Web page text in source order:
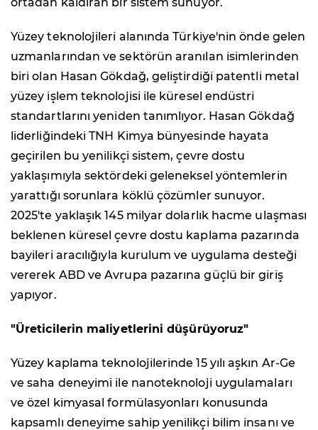
Yüzey teknolojileri alanında Türkiye'nin önde gelen
uzmanlarından ve sektörün aranılan isimlerinden
biri olan Hasan Gökdağ, geliştirdiği patentli metal
yüzey işlem teknolojisi ile küresel endüstri
standartlarını yeniden tanımlıyor. Hasan Gökdağ
liderliğindeki TNH Kimya bünyesinde hayata
geçirilen bu yenilikçi sistem, çevre dostu
yaklaşımıyla sektördeki geleneksel yöntemlerin
yarattığı sorunlara köklü çözümler sunuyor.
2025'te yaklaşık 145 milyar dolarlık hacme ulaşması
beklenen küresel çevre dostu kaplama pazarında
bayileri aracılığıyla kurulum ve uygulama desteği
vererek ABD ve Avrupa pazarına güçlü bir giriş
yapıyor.
"Üreticilerin maliyetlerini düşürüyoruz"
Yüzey kaplama teknolojilerinde 15 yılı aşkın Ar-Ge
ve saha deneyimi ile nanoteknoloji uygulamaları
ve özel kimyasal formülasyonları konusunda
kapsamlı deneyime sahip yenilikçi bilim insanı ve